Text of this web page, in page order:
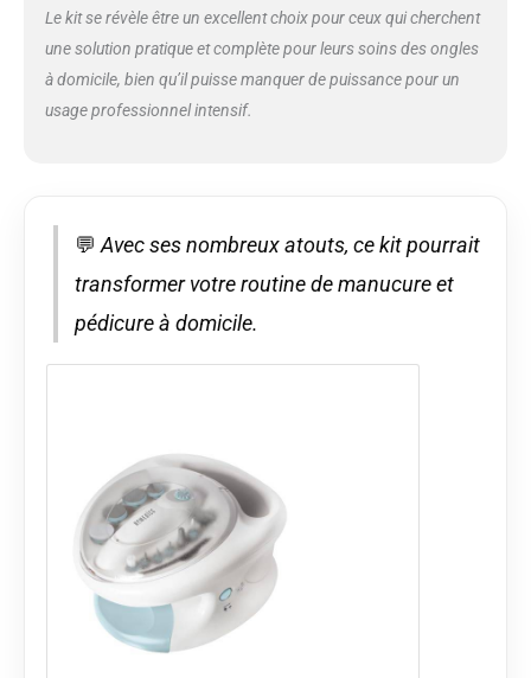
Le kit se révèle être un excellent choix pour ceux qui cherchent
une solution pratique et complète pour leurs soins des ongles
à domicile, bien qu’il puisse manquer de puissance pour un
usage professionnel intensif.
💬 Avec ses nombreux atouts, ce kit pourrait
transformer votre routine de manucure et
pédicure à domicile.